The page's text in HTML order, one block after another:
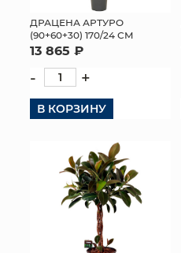
ДРАЦЕНА АРТУРО
(90+60+30) 170/24 СМ
13 865 ₽
- +
В КОРЗИНУ